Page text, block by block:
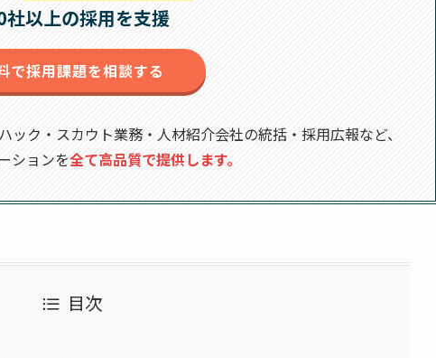
社以上の採用を支援
で採用課題を相談する
ク・スカウト業務・人材紹介会社の統括・採用広報など、
ションを全て高品質で提供します。
目次